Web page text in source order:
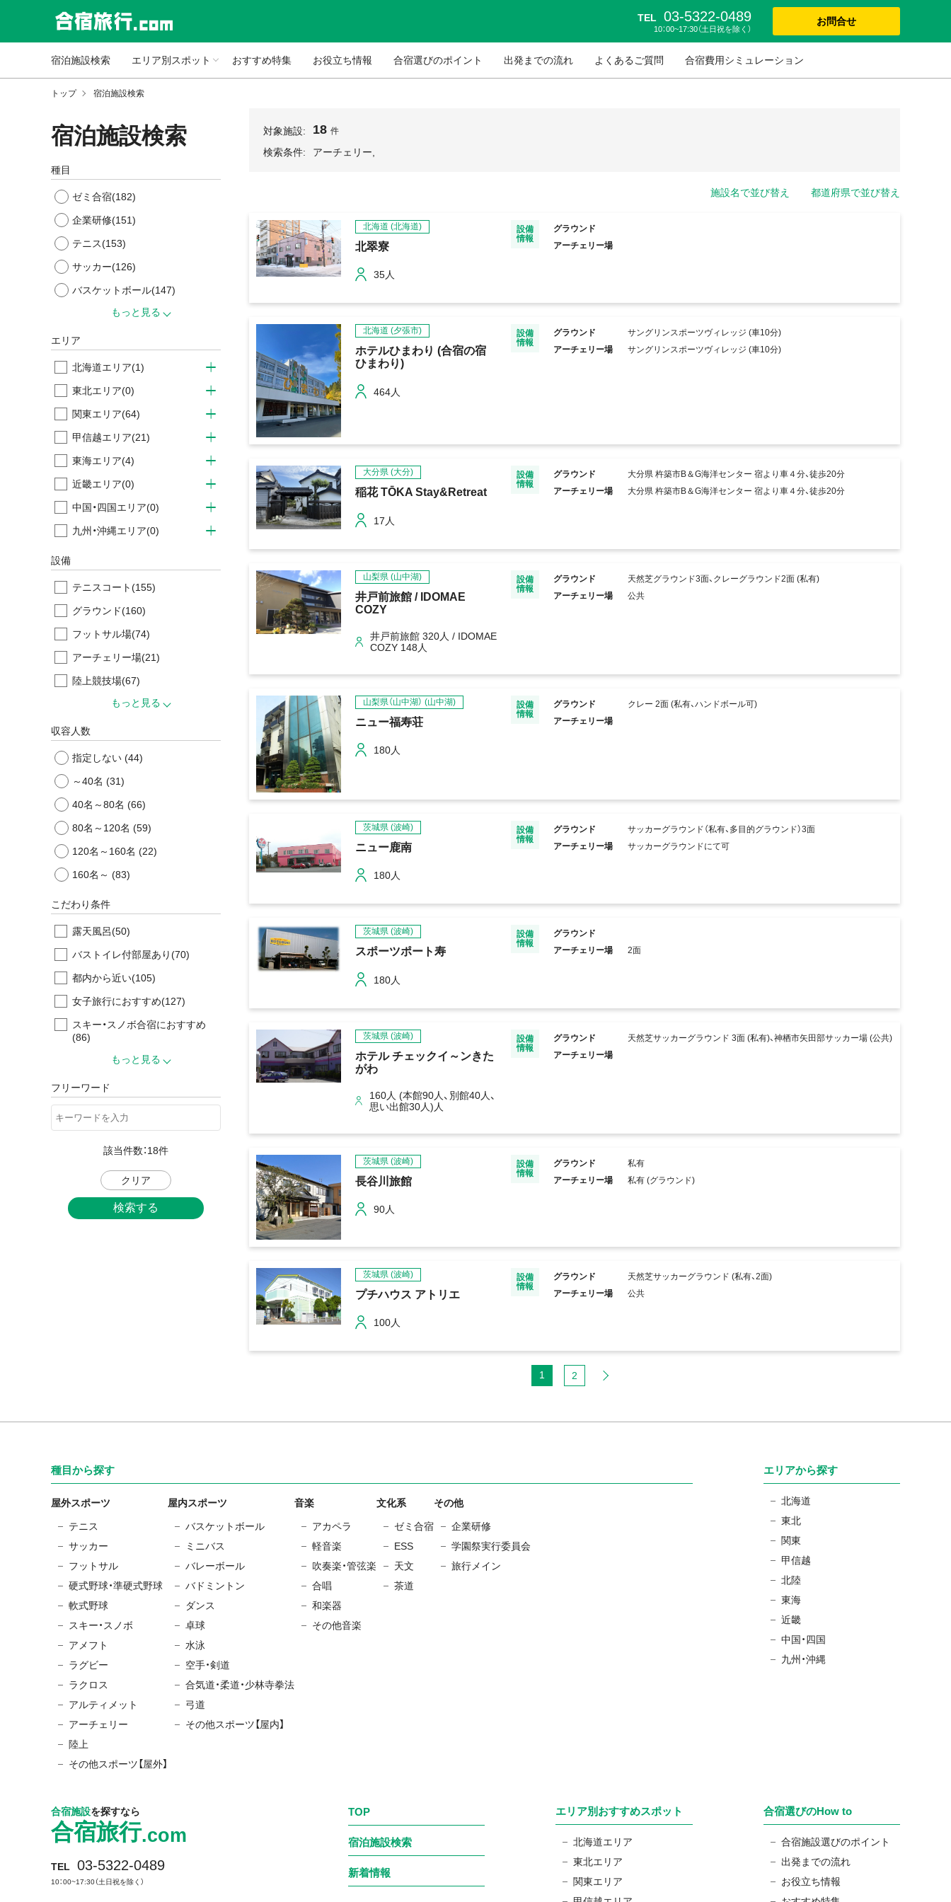
TEL 03-5322-0489
10：00~17:30（土日祝を除く）
お問合せ
宿泊施設検索 エリア別スポット おすすめ特集 お役立ち情報 合宿選びのポイント 出発までの流れ よくあるご質問 合宿費用シミュレーション
トップ 宿泊施設検索
宿泊施設検索
種目
ゼミ合宿(182)
企業研修(151)
テニス(153)
サッカー(126)
バスケットボール(147)
もっと見る
エリア
北海道エリア(1)
東北エリア(0)
関東エリア(64)
甲信越エリア(21)
東海エリア(4)
近畿エリア(0)
中国・四国エリア(0)
九州・沖縄エリア(0)
設備
テニスコート(155)
グラウンド(160)
フットサル場(74)
アーチェリー場(21)
陸上競技場(67)
もっと見る
収容人数
指定しない (44)
～40名 (31)
40名～80名 (66)
80名～120名 (59)
120名～160名 (22)
160名～ (83)
こだわり条件
露天風呂(50)
バストイレ付部屋あり(70)
都内から近い(105)
女子旅行におすすめ(127)
スキー・スノボ合宿におすすめ
(86)
もっと見る
フリーワード
該当件数：18件
クリア
対象施設: 18 件
検索条件: アーチェリー,
施設名で並び替え 都道府県で並び替え
北海道 (北海道)
北翠寮
35人
設備
情報
グラウンド
アーチェリー場
北海道 (夕張市)
ホテルひまわり (合宿の宿
ひまわり)
464人
設備
情報
グラウンド
サングリンスポーツヴィレッジ (車10分)
アーチェリー場
サングリンスポーツヴィレッジ (車10分)
大分県 (大分)
稲花 TŌKA Stay&Retreat
17人
設備
情報
グラウンド
大分県 杵築市B＆G海洋センター 宿より車４分、徒歩20分
アーチェリー場
大分県 杵築市B＆G海洋センター 宿より車４分、徒歩20分
山梨県 (山中湖)
井戸前旅館 / IDOMAE
COZY
井戸前旅館 320人 / IDOMAE
COZY 148人
設備
情報
グラウンド
天然芝グラウンド3面、クレーグラウンド2面 (私有)
アーチェリー場
公共
山梨県（山中湖） (山中湖)
ニュー福寿荘
180人
設備
情報
グラウンド
クレー 2面 (私有、ハンドボール可)
アーチェリー場
茨城県 (波崎)
ニュー鹿南
180人
設備
情報
グラウンド
サッカーグラウンド（私有、多目的グラウンド）3面
アーチェリー場
サッカーグラウンドにて可
茨城県 (波崎)
スポーツポート寿
180人
設備
情報
グラウンド
アーチェリー場
2面
茨城県 (波崎)
ホテル チェックイ～ンきた
がわ
160人 (本館90人、別館40人、
思い出館30人)人
設備
情報
グラウンド
天然芝サッカーグラウンド 3面 (私有)、神栖市矢田部サッカー場 (公共)
アーチェリー場
茨城県 (波崎)
長谷川旅館
90人
設備
情報
グラウンド
私有
アーチェリー場
私有 (グラウンド)
茨城県 (波崎)
プチハウス アトリエ
100人
設備
情報
グラウンド
天然芝サッカーグラウンド (私有、2面)
アーチェリー場
公共
1 2
合宿施設を探すなら
合宿旅行.com
TEL 03-5322-0489
10：00~17:30（土日祝を除く）
TOP
宿泊施設検索
新着情報
種目から探す
屋外スポーツ
テニス
サッカー
フットサル
硬式野球・準硬式野球
軟式野球
スキー・スノボ
アメフト
ラグビー
ラクロス
アルティメット
アーチェリー
陸上
その他スポーツ【屋外】
屋内スポーツ
バスケットボール
ミニバス
バレーボール
バドミントン
ダンス
卓球
水泳
空手・剣道
合気道・柔道・少林寺拳法
弓道
その他スポーツ【屋内】
音楽
アカペラ
軽音楽
吹奏楽・管弦楽
合唱
和楽器
その他音楽
文化系
ゼミ合宿
ESS
天文
茶道
その他
企業研修
学園祭実行委員会
旅行メイン
エリアから探す
北海道
東北
関東
甲信越
北陸
東海
近畿
中国・四国
九州・沖縄
エリア別おすすめスポット
北海道エリア
東北エリア
関東エリア
合宿選びのHow to
合宿施設選びのポイント
出発までの流れ
お役立ち情報